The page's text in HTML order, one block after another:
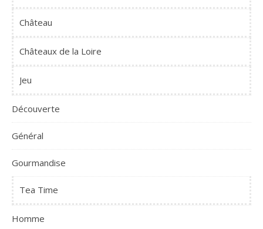
Château
Châteaux de la Loire
Jeu
Découverte
Général
Gourmandise
Tea Time
Homme